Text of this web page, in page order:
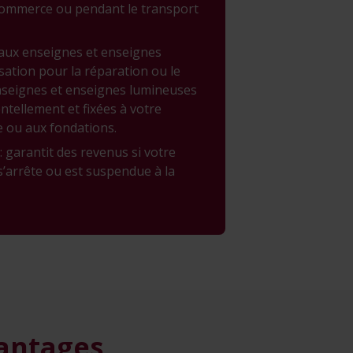
ou pendant le transport
enseignes et enseignes
pour la réparation ou le
et enseignes lumineuses
et fixées à votre
ou aux fondations.
garantit des revenus si votre
ou est suspendue à la
pour un sinistre causé